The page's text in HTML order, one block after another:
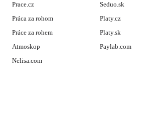
Prace.cz
Práca za rohom
Práce za rohem
Atmoskop
Nelisa.com
Seduo.sk
Platy.cz
Platy.sk
Paylab.com